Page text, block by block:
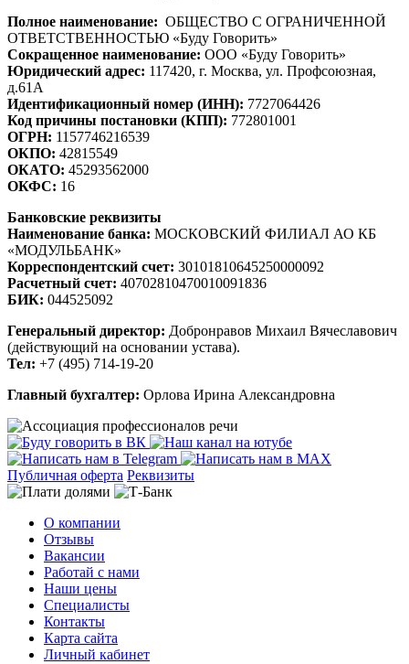
Полное наименование: ОБЩЕСТВО С ОГРАНИЧЕННОЙ
ОТВЕТСТВЕННОСТЬЮ «Буду Говорить»
Сокращенное наименование: ООО «Буду Говорить»
Юридический адрес: 117420, г. Москва, ул. Профсоюзная,
д.61А
Идентификационный номер (ИНН): 7727064426
Код причины постановки (КПП): 772801001
ОГРН: 1157746216539
ОКПО: 42815549
ОКАТО: 45293562000
ОКФС: 16
Банковские реквизиты
Наименование банка: МОСКОВСКИЙ ФИЛИАЛ АО КБ
«МОДУЛЬБАНК»
Корреспондентский счет: 30101810645250000092
Расчетный счет: 40702810470010091836
БИК: 044525092
Генеральный директор: Добронравов Михаил Вячеславович
(действующий на основании устава).
Тел: +7 (495) 714-19-20
Главный бухгалтер: Орлова Ирина Александровна
Публичная оферта Реквизиты
О компании
Отзывы
Вакансии
Работай с нами
Наши цены
Специалисты
Контакты
Карта сайта
Личный кабинет